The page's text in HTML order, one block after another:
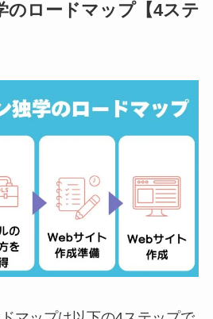
のロードマップ【4ステ